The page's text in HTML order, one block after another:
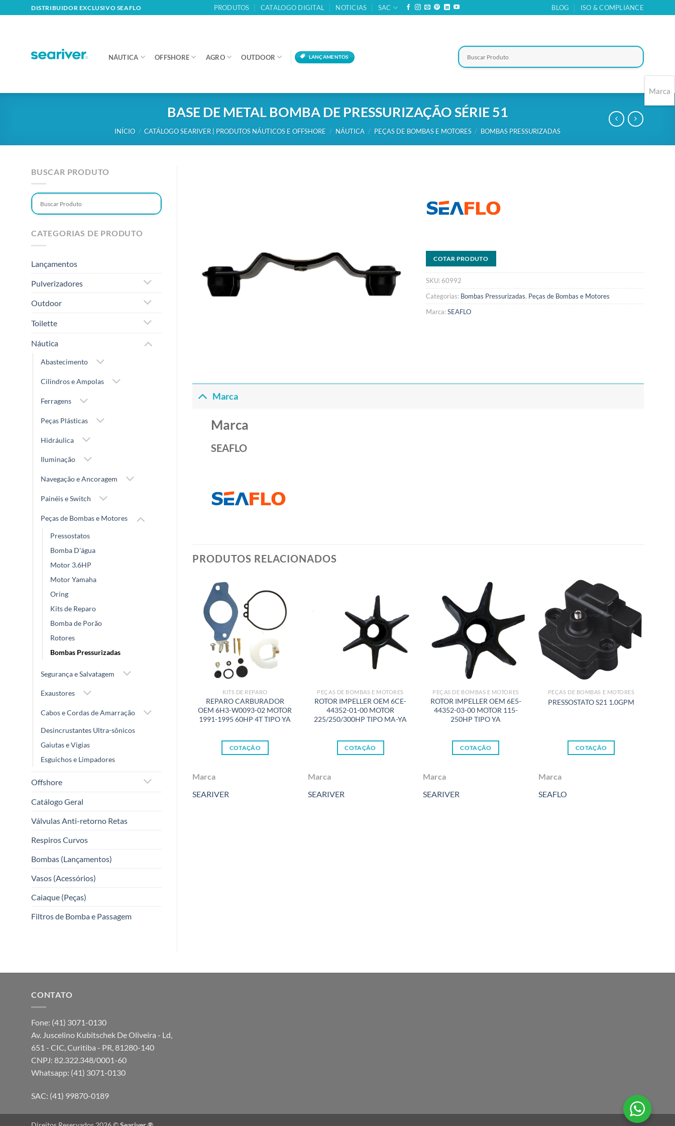
to
DISTRIBUIDOR EXCLUSIVO SEAFLO PRODUTOS CATALOGO DIGITAL NOTICIAS SAC BLOG ISO & COMPLIANCE
NÁUTICA OFFSHORE AGRO OUTDOOR LANÇAMENTOS
BASE DE METAL BOMBA DE PRESSURIZAÇÃO SÉRIE 51
INÍCIO / CATÁLOGO SEARIVER | PRODUTOS NÁUTICOS E OFFSHORE / NÁUTICA / PEÇAS DE BOMBAS E MOTORES / BOMBAS PRESSURIZADAS
BUSCAR PRODUTO
CATEGORIAS DE PRODUTO
Lançamentos
Pulverizadores
Outdoor
Toilette
Náutica
Abastecimento
Cilindros e Ampolas
Ferragens
Peças Plásticas
Hidráulica
Iluminação
Navegação e Ancoragem
Painéis e Switch
Peças de Bombas e Motores
Pressostatos
Bomba D'água
Motor 3.6HP
Motor Yamaha
Oring
Kits de Reparo
Bomba de Porão
Rotores
Bombas Pressurizadas
Segurança e Salvatagem
Exaustores
Cabos e Cordas de Amarração
Desincrustantes Ultra-sônicos
Gaiutas e Vigias
Esguichos e Limpadores
Offshore
Catálogo Geral
Válvulas Anti-retorno Retas
Respiros Curvos
Bombas (Lançamentos)
Vasos (Acessórios)
Caiaque (Peças)
Filtros de Bomba e Passagem
COTAR PRODUTO
SKU:60992
Categorias: Bombas Pressurizadas, Peças de Bombas e Motores
Marca:SEAFLO
Marca
Marca
SEAFLO
PRODUTOS RELACIONADOS
KITS DE REPARO
REPARO CARBURADOR
OEM 6H3-W0093-02 MOTOR
1991-1995 60HP 4T TIPO YA
COTAÇÃO
Marca
SEARIVER
PEÇAS DE BOMBAS E MOTORES
ROTOR IMPELLER OEM 6CE-
44352-01-00 MOTOR
225/250/300HP TIPO MA-YA
COTAÇÃO
Marca
SEARIVER
PEÇAS DE BOMBAS E MOTORES
ROTOR IMPELLER OEM 6E5-
44352-03-00 MOTOR 115-
250HP TIPO YA
COTAÇÃO
Marca
SEARIVER
PEÇAS DE BOMBAS E MOTORES
PRESSOSTATO S21 1.0GPM
COTAÇÃO
Marca
SEAFLO
00 MOTOR
PEÇAS DE BOMBAS E MOTORES
65021-2 MOTOR 30/40/50HP
TIPO TO-MY
CONTATO
Fone: (41) 3071-0130
Av. Juscelino Kubitschek De Oliveira - Ld,
651 - CIC, Curitiba - PR, 81280-140
CNPJ: 82.322.348/0001-60
Whatsapp: (41) 3071-0130
SAC: (41) 99870-0189
Marca